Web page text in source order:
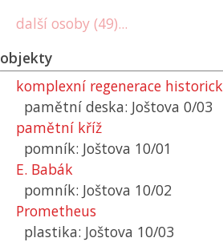
další osoby (49)...
objekty
komplexní regenerace
pamětní deska: Joštova 0/03
pamětní kříž
pomník: Joštova 10/01
E. Babák
pomník: Joštova 10/02
Prometheus
plastika: Joštova 10/03